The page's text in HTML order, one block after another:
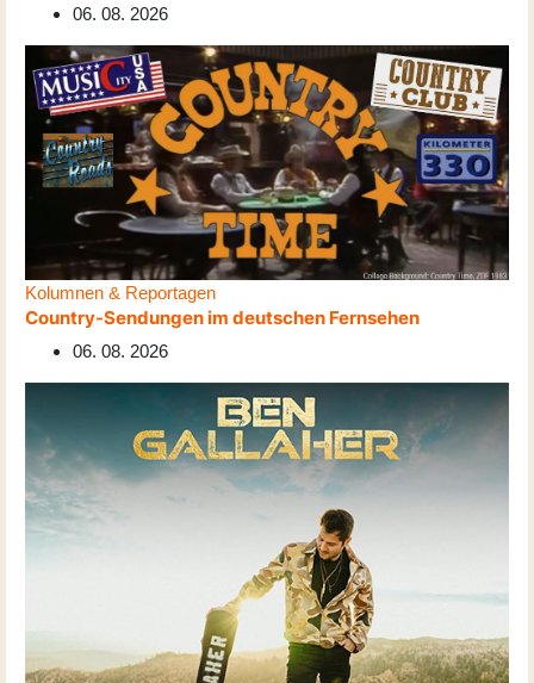
06. 08. 2026
Kolumnen & Reportagen
Country-Sendungen im deutschen Fernsehen
06. 08. 2026